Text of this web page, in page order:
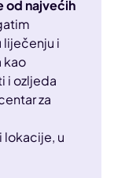
od najvećih
liječenju i
kao
i ozljeda
za
lokacije, u